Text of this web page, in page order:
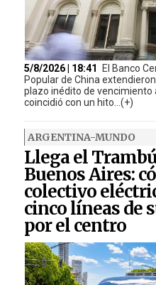
5/8/2026 | 18:41
El Banco
Popular de China
plazo inédito de vencimiento
coincidió con un hito...(+)
ARGENTINA-MUNDO
Llega el
Buenos Aires:
colectivo
cinco líneas de
por el centro